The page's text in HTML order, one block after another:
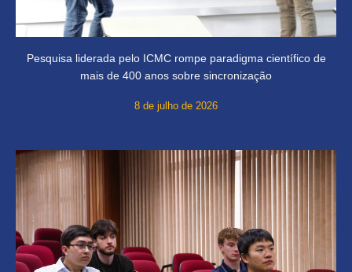
Pesquisa liderada pelo ICMC rompe paradigma científico de
mais de 400 anos sobre sincronização
8 de julho de 2026